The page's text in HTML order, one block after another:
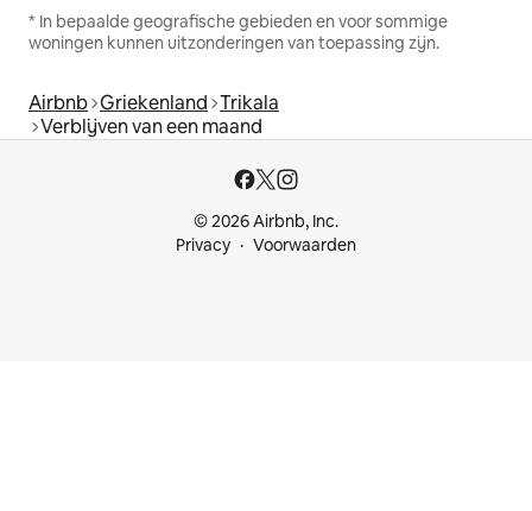
* In bepaalde geografische gebieden en voor sommige
woningen kunnen uitzonderingen van toepassing zijn.
Airbnb Griekenland Trikala
Verblijven van een maand
© 2026 Airbnb, Inc.
Privacy
Voorwaarden